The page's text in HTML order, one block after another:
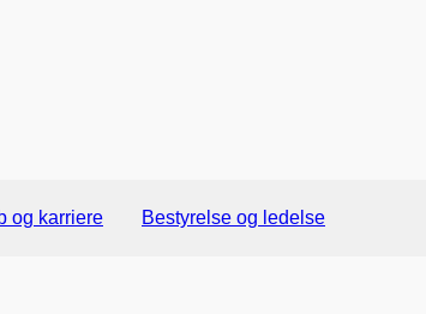
og karriere Bestyrelse og ledelse